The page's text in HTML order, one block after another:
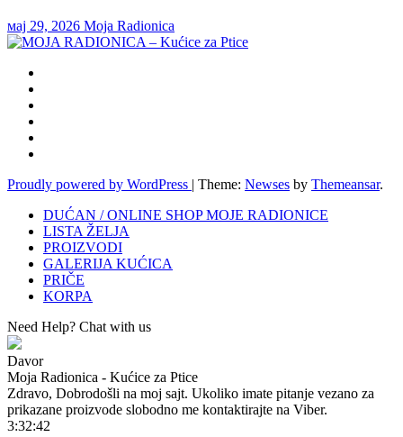
мај 29, 2026 Moja Radionica
Proudly powered by WordPress | Theme: Newses by Themeansar.
DUĆAN / ONLINE SHOP MOJE RADIONICE
LISTA ŽELJA
PROIZVODI
GALERIJA KUĆICA
PRIČE
KORPA
Need Help? Chat with us
Davor
Moja Radionica - Kućice za Ptice
Zdravo, Dobrodošli na moj sajt. Ukoliko imate pitanje vezano za
prikazane proizvode slobodno me kontaktirajte na Viber.
3:32:42